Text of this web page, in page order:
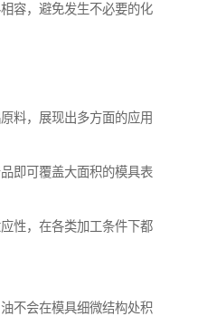
容，避免发生不必要的化
料，展现出多方面的应用
即可覆盖大面积的模具表
性，在各类加工条件下都
不会在模具细微结构处积